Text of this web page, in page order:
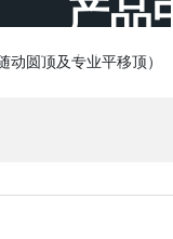
关于昊天
产品
圆顶及专业平移顶）